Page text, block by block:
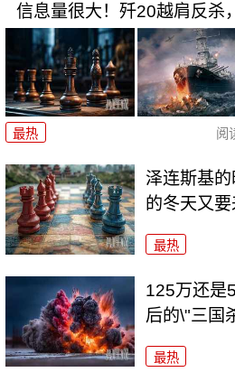
信息量很大！歼20越肩反杀
最热 阅
泽连斯基
的冬天又要
最热
125万还是
后的\"三国
最热